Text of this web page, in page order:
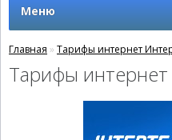
Меню
Главная » Тарифы интернет
Тарифы